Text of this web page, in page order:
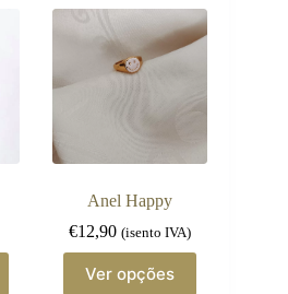
Anel Happy
€12,90 (isento IVA)
Ver opções
product